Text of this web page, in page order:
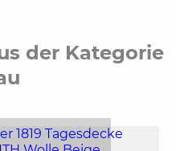
der Kategorie